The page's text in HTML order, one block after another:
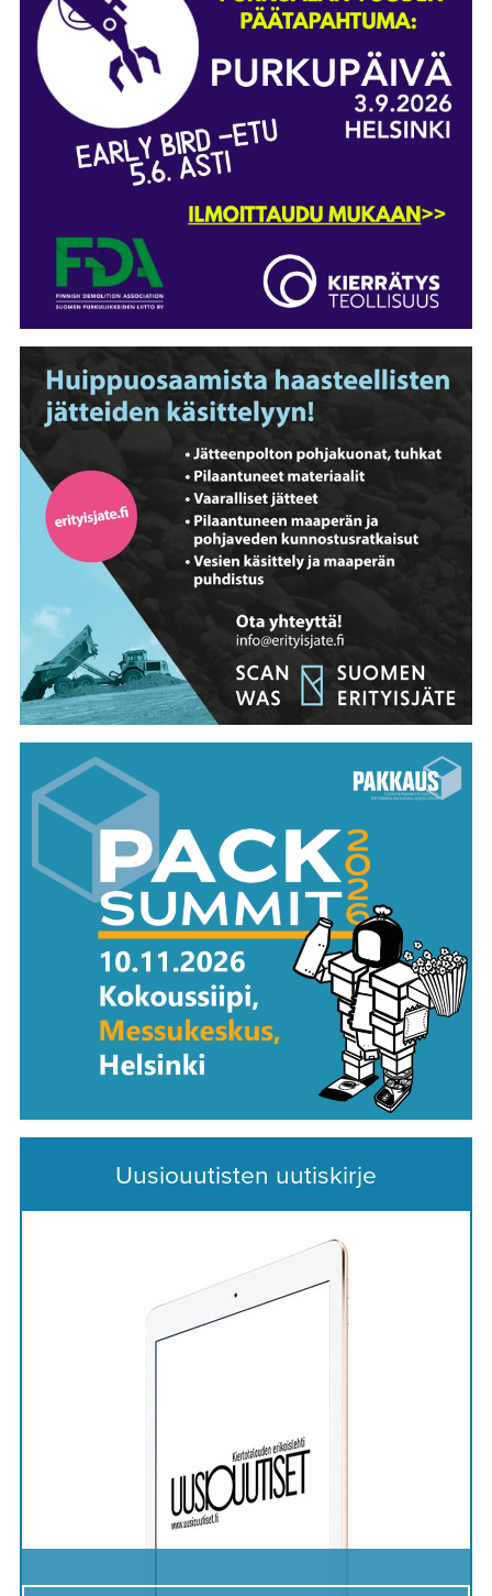
Uusiouutisten uutiskirje